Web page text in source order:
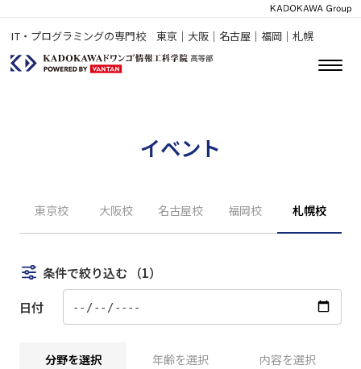
IT・プログラミングの専門校 東京｜大阪｜名古屋｜福岡｜札幌
イベント
東京校 大阪校 名古屋校 福岡校 札幌校
条件で絞り込む （1）
日付
分野を選択 年齢を選択 内容を選択